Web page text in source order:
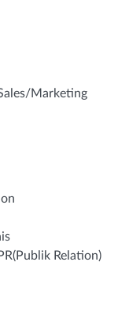
Marketing
Relation)